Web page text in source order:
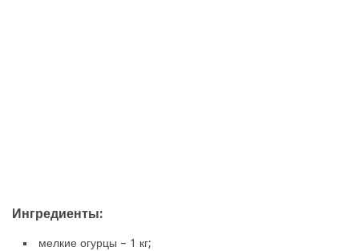
Ингредиенты:
мелкие огурцы – 1 кг;